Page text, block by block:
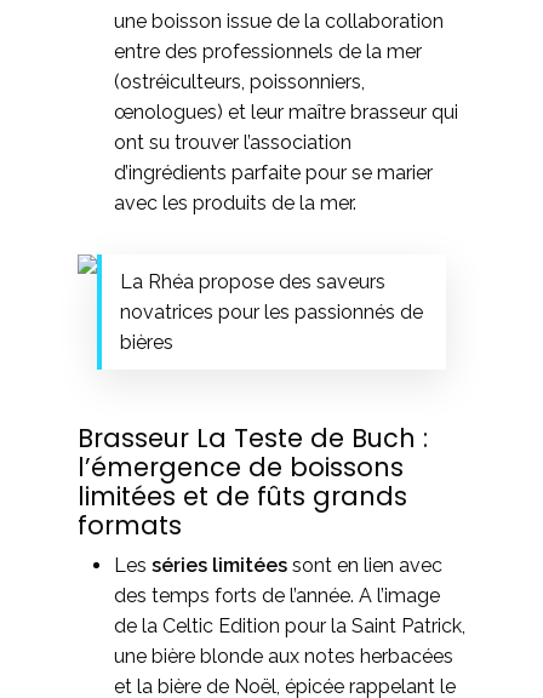
une boisson issue de la collaboration
entre des professionnels de la mer
(ostréiculteurs, poissonniers,
œnologues) et leur maître brasseur qui
ont su trouver l’association
d’ingrédients parfaite pour se marier
avec les produits de la mer.
La Rhéa propose des saveurs
novatrices pour les passionnés de
bières
Brasseur La Teste de Buch :
l’émergence de boissons
limitées et de fûts grands
formats
Les séries limitées sont en lien avec
des temps forts de l’année. A l’image
de la Celtic Edition pour la Saint Patrick,
une bière blonde aux notes herbacées
et la bière de Noël, épicée rappelant le